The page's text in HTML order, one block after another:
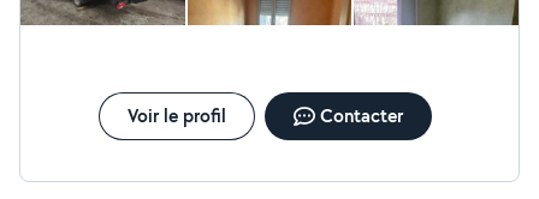
Voir le profil Contacter